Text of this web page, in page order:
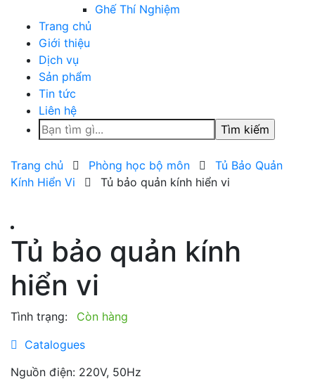
Ghế Thí Nghiệm
Trang chủ
Giới thiệu
Dịch vụ
Sản phẩm
Tin tức
Liên hệ
Tìm
kiếm
cho:
Trang chủ Phòng học bộ môn
Tủ Bảo Quản
Kính Hiển Vi
Tủ bảo quản kính hiển vi
Tủ bảo quản kính
hiển vi
Tình trạng:
Còn hàng
Catalogues
Nguồn điện: 220V, 50Hz